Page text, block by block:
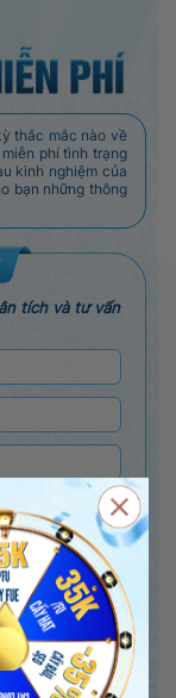
thắc mắc nào về
phí tình trạng
kinh nghiệm của
bạn những thông
tích và tư vấn
2.